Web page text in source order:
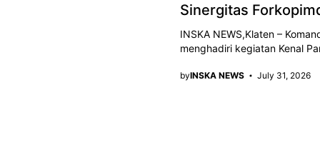
Sinergitas
INSKA NEWS,Klaten –
menghadiri kegiatan Kenal
byINSKA NEWS July 31, 2026